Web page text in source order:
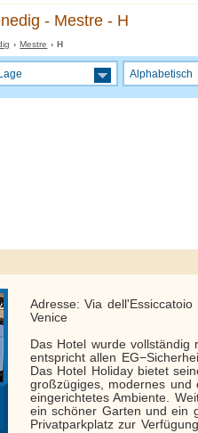
- Mestre - H
›Mestre › H
Alphabetisch
Adresse: Via dell'Essiccatoio
Venice
Das Hotel wurde vollständig
entspricht allen
Das Hotel Holiday bietet
großzügiges, modernes und
eingerichtetes Ambiente.
ein schöner Garten und ein
Privatparkplatz zur